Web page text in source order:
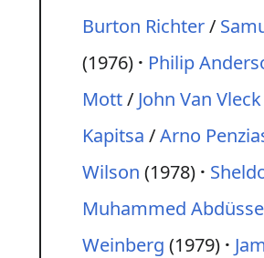
Burton Richter/
(1976)
Philip
Mott/ John Van Vleck
Kapitsa /Arno
Wilson (1978)
Muhammed
Weinberg (1979)